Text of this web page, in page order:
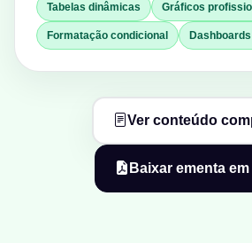
Tabelas dinâmicas Gráficos
Formatação condicional
Ver conteúdo
Baixar ementa em